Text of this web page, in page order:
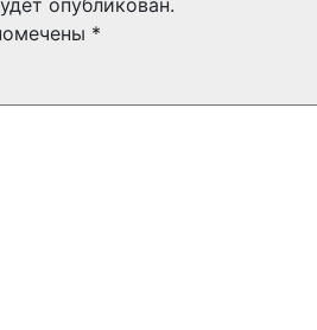
опубликован.
*